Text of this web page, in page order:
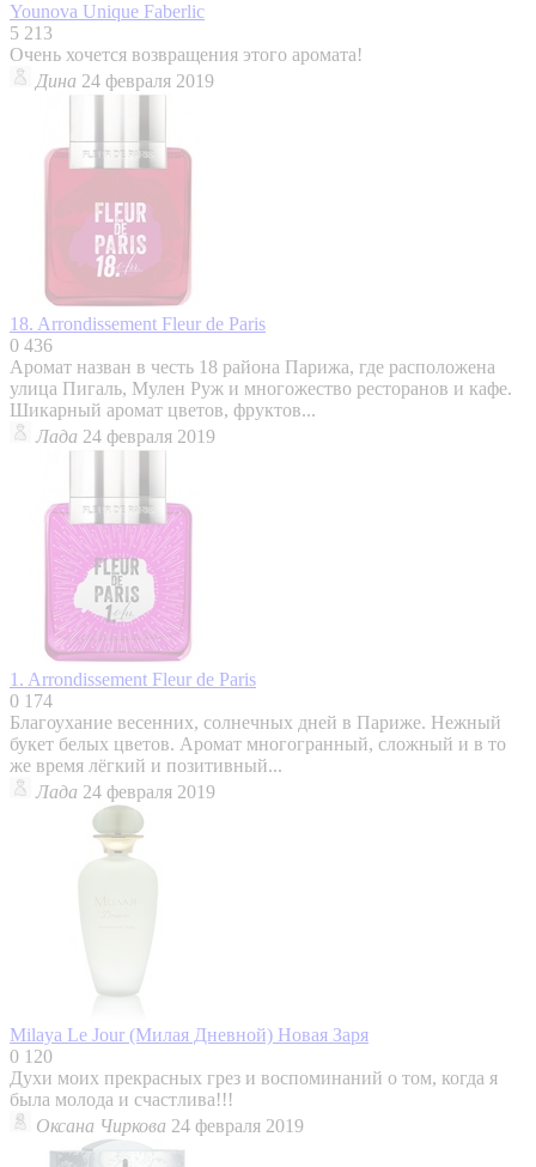
Younova Unique Faberlic
5 213
Очень хочется возвращения этого аромата!
Дина 24 февраля 2019
18. Arrondissement Fleur de Paris
0 436
Аромат назван в честь 18 района Парижа, где расположена
улица Пигаль, Мулен Руж и многожество ресторанов и кафе.
Шикарный аромат цветов, фруктов...
Лада 24 февраля 2019
1. Arrondissement Fleur de Paris
0 174
Благоухание весенних, солнечных дней в Париже. Нежный
букет белых цветов. Аромат многогранный, сложный и в то
же время лёгкий и позитивный...
Лада 24 февраля 2019
Milaya Le Jour (Милая Дневной) Новая Заря
0 120
Духи моих прекрасных грез и воспоминаний о том, когда я
была молода и счастлива!!!
Оксана Чиркова 24 февраля 2019